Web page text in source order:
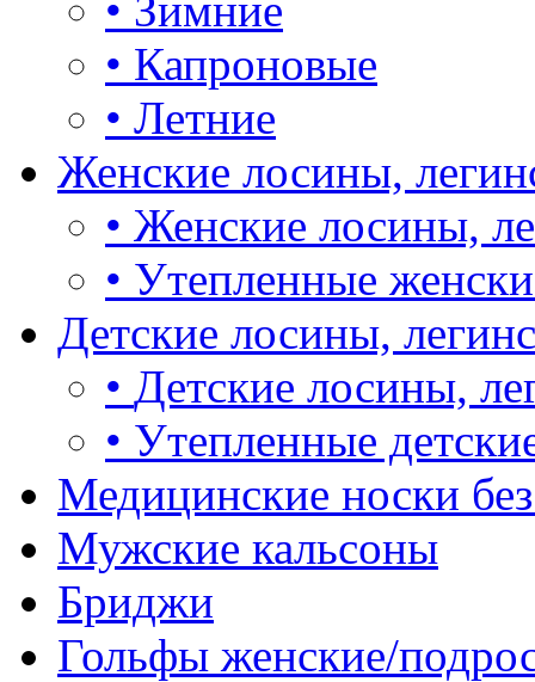
• Капроновые
• Летние
Женские лосины,
• Женские лосины,
• Утепленные
Детские лосины,
• Детские лосины,
• Утепленные
Медицинские носки
Мужские кальсоны
Бриджи
Гольфы женские/